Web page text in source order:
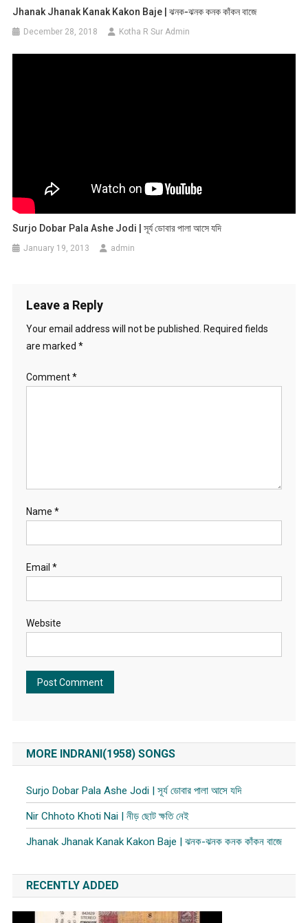
Jhanak Jhanak Kanak Kakon Baje | ঝনক-ঝনক কনক কাঁকন বাজে
December 28, 2018 Kotha R Sur Admin
Surjo Dobar Pala Ashe Jodi | সূর্য ডোবার পালা আসে যদি
January 19, 2013 admin
Leave a Reply
Your email address will not be published. Required fields
are marked *
Comment*
Name *
Email *
Website
MORE INDRANI(1958) SONGS
Surjo Dobar Pala Ashe Jodi | সূর্য ডোবার পালা আসে যদি
Nir Chhoto Khoti Nai | নীড় ছোট ক্ষতি নেই
Jhanak Jhanak Kanak Kakon Baje | ঝনক-ঝনক কনক কাঁকন বাজে
RECENTLY ADDED